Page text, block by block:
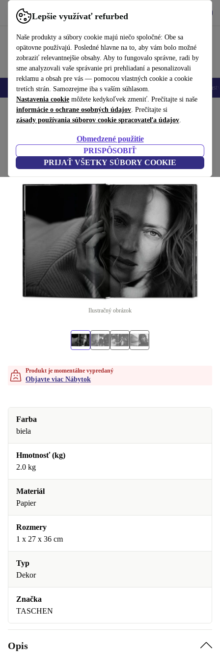
Lepšie využívať refurbed
Naše produkty a súbory cookie majú niečo spoločné: Obe sa
opätovne používajú. Posledné hlavne na to, aby vám bolo možné
zobraziť relevantnejšie obsahy. Aby to fungovalo správne, radi by
sme analyzovali vaše správanie pri prehliadaní a pesonalizovali
reklamu a obsah pre vás — pomocou vlastných cookie a cookie
tretích strán. Samozrejme iba s vaším súhlasom.
Nastavenia cookie môžete kedykoľvek zmeniť. Prečítajte si naše
informácie o ochrane osobných údajov. Prečítajte si
zásady používania súborov cookie spracovateľa údajov.
Obmedzené použitie
PRISPÔSOBIŤ
PRIJAŤ VŠETKY SÚBORY COOKIE
používať refurbed rýchlo a jednoducho
Mobilné telefóny Laptopy Tablety Inteligentné hodinky
Domov Produkty Domácnosť Nábytok
Peter Lindbergh. Untold Stories
biela
(Zbieranie recenzií)
Ilustračný obrázok
Produkt je momentálne vypredaný
Objavte viac Nábytok
Farba
biela
Hmotnosť (kg)
2.0 kg
Materiál
Papier
Rozmery
1 x 27 x 36 cm
Typ
Dekor
Značka
TASCHEN
Opis